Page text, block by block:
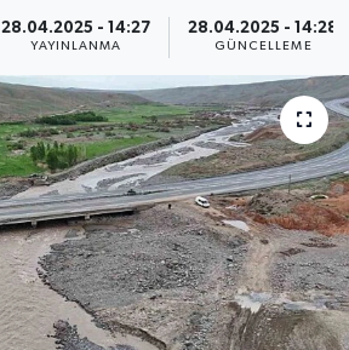
28.04.2025 - 14:27
YAYINLANMA
28.04.2025 - 14:28
GÜNCELLEME